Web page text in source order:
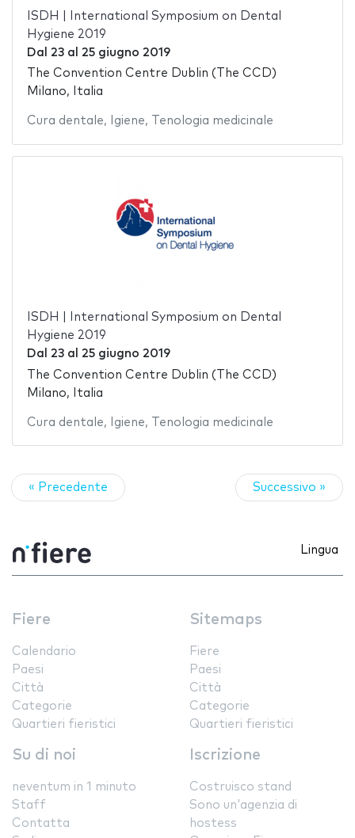
ISDH | International Symposium on Dental
Hygiene 2019
Dal 23al 25 giugno 2019
The Convention Centre Dublin (The CCD)
Milano, Italia
Cura dentale, Igiene, Tenologia medicinale
ISDH | International Symposium on Dental
Hygiene 2019
Dal 23al 25 giugno 2019
The Convention Centre Dublin (The CCD)
Milano, Italia
Cura dentale, Igiene, Tenologia medicinale
« Precedente Successivo »
Lingua
Fiere
Calendario
Paesi
Città
Categorie
Quartieri fieristici
Sitemaps
Fiere
Paesi
Città
Categorie
Quartieri fieristici
Su di noi
neventum in 1 minuto
Staff
Contatta
Iscrizione
Costruisco stand
Sono un'agenzia di
hostess